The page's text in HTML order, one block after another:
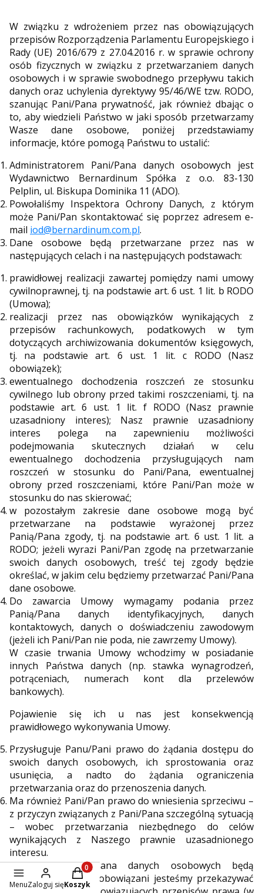
W związku z wdrożeniem przez nas obowiązujących
przepisów Rozporządzenia Parlamentu Europejskiego i
Rady (UE) 2016/679 z 27.04.2016 r. w sprawie ochrony
osób fizycznych w związku z przetwarzaniem danych
osobowych i w sprawie swobodnego przepływu takich
danych oraz uchylenia dyrektywy 95/46/WE tzw. RODO,
szanując Pani/Pana prywatność, jak również dbając o
to, aby wiedzieli Państwo w jaki sposób przetwarzamy
Wasze dane osobowe, poniżej przedstawiamy
informacje, które pomogą Państwu to ustalić:
Administratorem Pani/Pana danych osobowych jest
Wydawnictwo Bernardinum Spółka z o.o. 83-130
Pelplin, ul. Biskupa Dominika 11 (ADO).
Powołaliśmy Inspektora Ochrony Danych, z którym
może Pani/Pan skontaktować się poprzez adresem e-
mail iod@bernardinum.com.pl.
Dane osobowe będą przetwarzane przez nas w
następujących celach i na następujących podstawach:
prawidłowej realizacji zawartej pomiędzy nami umowy
cywilnoprawnej, tj. na podstawie art. 6 ust. 1 lit. b RODO
(Umowa);
realizacji przez nas obowiązków wynikających z
przepisów rachunkowych, podatkowych w tym
dotyczących archiwizowania dokumentów księgowych,
tj. na podstawie art. 6 ust. 1 lit. c RODO (Nasz
obowiązek);
ewentualnego dochodzenia roszczeń ze stosunku
cywilnego lub obrony przed takimi roszczeniami, tj. na
podstawie art. 6 ust. 1 lit. f RODO (Nasz prawnie
uzasadniony interes); Nasz prawnie uzasadniony
interes polega na zapewnieniu możliwości
podejmowania skutecznych działań w celu
ewentualnego dochodzenia przysługujących nam
roszczeń w stosunku do Pani/Pana, ewentualnej
obrony przed roszczeniami, które Pani/Pan może w
stosunku do nas skierować;
w pozostałym zakresie dane osobowe mogą być
przetwarzane na podstawie wyrażonej przez
Panią/Pana zgody, tj. na podstawie art. 6 ust. 1 lit. a
RODO; jeżeli wyrazi Pani/Pan zgodę na przetwarzanie
swoich danych osobowych, treść tej zgody będzie
określać, w jakim celu będziemy przetwarzać Pani/Pana
dane osobowe.
Do zawarcia Umowy wymagamy podania przez
Panią/Pana danych identyfikacyjnych, danych
kontaktowych, danych o doświadczeniu zawodowym
(jeżeli ich Pani/Pan nie poda, nie zawrzemy Umowy).
W czasie trwania Umowy wchodzimy w posiadanie
innych Państwa danych (np. stawka wynagrodzeń,
potrąceniach, numerach kont dla przelewów
bankowych).
Pojawienie się ich u nas jest konsekwencją
prawidłowego wykonywania Umowy.
Przysługuje Panu/Pani prawo do żądania dostępu do
swoich danych osobowych, ich sprostowania oraz
usunięcia, a nadto do żądania ograniczenia
przetwarzania oraz do przenoszenia danych.
Ma również Pani/Pan prawo do wniesienia sprzeciwu –
z przyczyn związanych z Pani/Pana szczególną sytuacją
– wobec przetwarzania niezbędnego do celów
wynikających z Naszego prawnie uzasadnionego
interesu.
Odbiorcami Pani/Pana danych osobowych będą
podmioty, którym zobowiązani jesteśmy przekazywać
MenuZaloguj się
Produkty w koszyku: 0. Zobacz szczegóły
Koszyk